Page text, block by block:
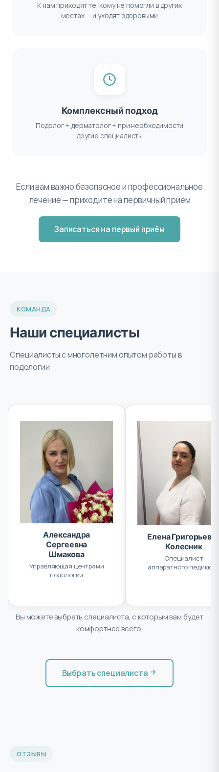
К нам приходят те, кому не помогли в других
местах — и уходят здоровыми
Комплексный подход
Подолог + дерматолог + при необходимости
другие специалисты
Если вам важно безопасное и профессиональное
лечение — приходите на первичный приём
Записаться на первый приём
КОМАНДА
Наши специалисты
Специалисты с многолетним опытом работы в
подологии
Александра
Сергеевна
Шмакова
Управляющая центрами
подологии
Елена
Колесник
Специалист
аппаратного
Вы можете выбрать специалиста, с которым вам будет
комфортнее всего.
Выбрать специалиста
ОТЗЫВЫ